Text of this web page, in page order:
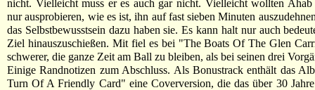
nicht. Vielleicht muss er es auch gar nicht. Vielleicht wollten Ahab
nur ausprobieren, wie es ist, ihn auf fast sieben Minuten
das Selbstbewusstsein dazu haben sie. Es kann halt nur auch
Ziel hinauszuschießen. Mit fiel es bei "The Boats Of The Glen
schwerer, die ganze Zeit am Ball zu bleiben, als bei seinen drei
Einige Randnotizen zum Abschluss. Als Bonustrack enthält das
Turn Of A Friendly Card" eine Coverversion, die das über 30